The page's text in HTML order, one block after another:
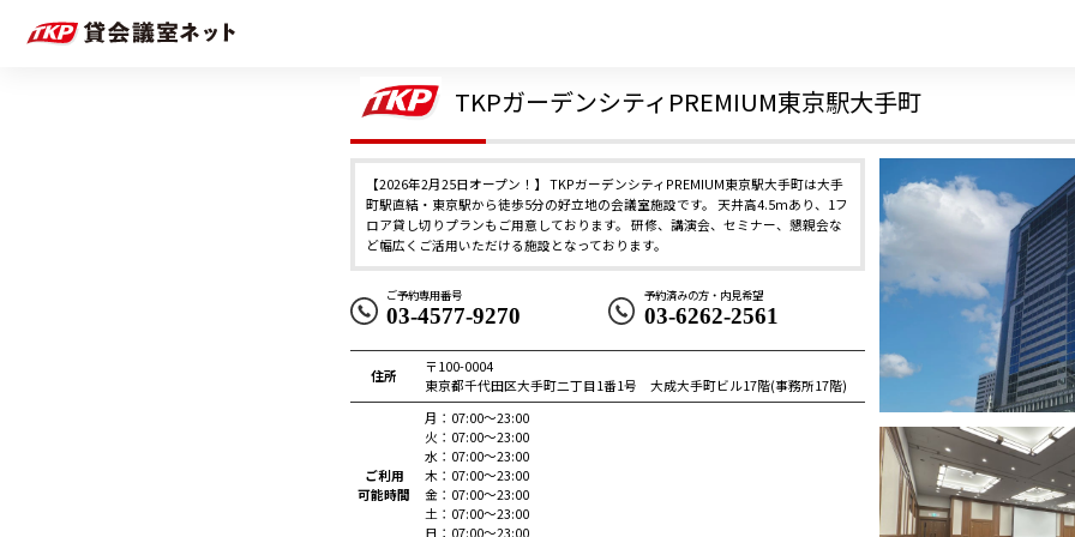
TKPガーデンシティPREMIUM東京駅大手町
【2026年2月25日オープン！】 TKPガーデンシティPREMIUM東京駅大手町は大手
町駅直結・東京駅から徒歩5分の好立地の会議室施設です。 天井高4.5mあり、1フ
ロア貸し切りプランもご用意しております。 研修、講演会、セミナー、懇親会な
ど幅広くご活用いただける施設となっております。
ご予約専用番号
03-4577-9270
予約済みの方・内見希望
03-6262-2561
住所
〒100-0004
東京都千代田区大手町二丁目1番1号 大成大手町ビル17階(事務所17階)
ご利用
可能時間
月： 07:00～23:00
火： 07:00～23:00
水： 07:00～23:00
木： 07:00～23:00
金： 07:00～23:00
土： 07:00～23:00
日： 07:00～23:00